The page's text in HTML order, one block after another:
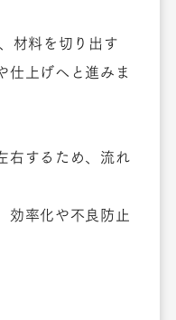
材料を切り出す
仕上げへと進みま
右するため、流れ
効率化や不良防止